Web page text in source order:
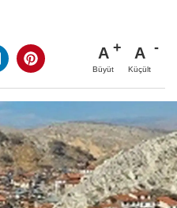
A
Büyüt
A
Küçült